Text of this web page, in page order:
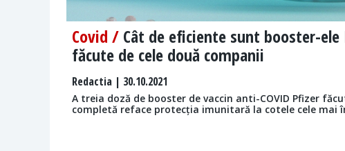
Covid / Cât de eficiente sunt booster-
făcute de cele două companii
Redactia | 30.10.2021
A treia doză de booster de vaccin anti-COVID Pfizer
completă reface protecția imunitară la cotele cele mai